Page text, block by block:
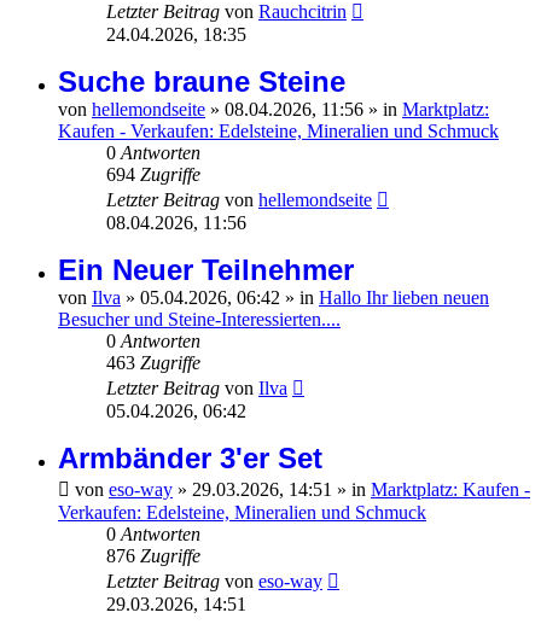
Letzter Beitrag von Rauchcitrin
24.04.2026, 18:35
Suche braune Steine
von hellemondseite » 08.04.2026, 11:56 » in Marktplatz:
Kaufen - Verkaufen: Edelsteine, Mineralien und Schmuck
0 Antworten
694 Zugriffe
Letzter Beitrag von hellemondseite
08.04.2026, 11:56
Ein Neuer Teilnehmer
von Ilva » 05.04.2026, 06:42 » in Hallo Ihr lieben neuen
Besucher und Steine-Interessierten....
0 Antworten
463 Zugriffe
Letzter Beitrag von Ilva
05.04.2026, 06:42
Armbänder 3'er Set
von eso-way » 29.03.2026, 14:51 » in Marktplatz: Kaufen -
Verkaufen: Edelsteine, Mineralien und Schmuck
0 Antworten
876 Zugriffe
Letzter Beitrag von eso-way
29.03.2026, 14:51